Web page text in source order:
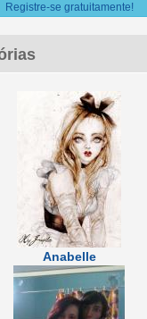
Registre-se gratuitamente!
Anabelle